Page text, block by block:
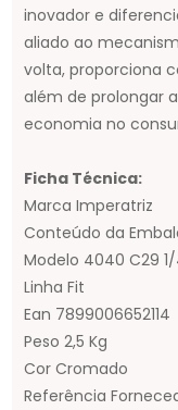
inovador e
aliado ao
volta, proporciona
além de prolongar
economia no
Ficha Técnica:
Marca Imperatriz
Conteúdo da
Modelo 4040 C29
Linha Fit
Ean 7899006652114
Peso 2,5 Kg
Cor Cromado
Referência